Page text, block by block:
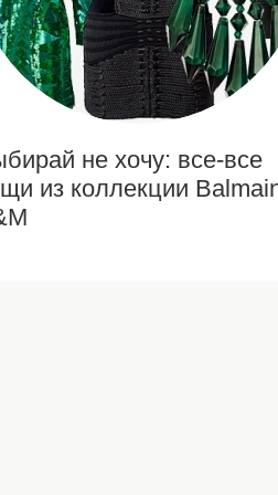
не хочу: все-все
из коллекции